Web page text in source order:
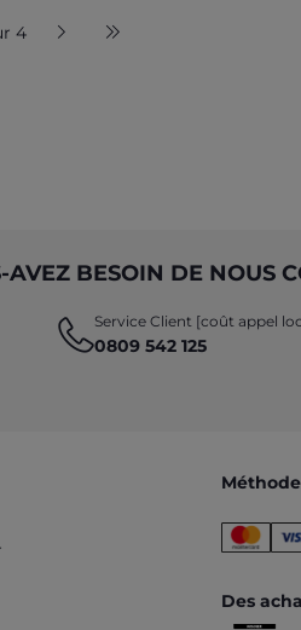
4
AVEZ BESOIN DE NOUS
Service Client [coût appel
0809 542 125
Des